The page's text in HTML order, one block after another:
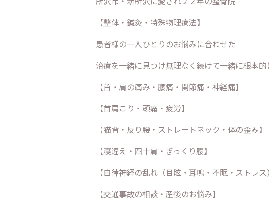
【整体・鍼灸・特殊物理療法】
患者様の一人ひとりのお悩みに合わせた
治療を一緒に見つけ無理なく続けて一緒に根本的
【首・肩の痛み・腰痛・関節痛・神経痛】
【首肩こり・頭痛・疲労】
【猫背・反り腰・ストレートネック・体の歪み】
【寝違え・四十肩・ぎっくり腰】
【自律神経の乱れ（目眩・耳鳴・不眠・ストレス
【交通事故の相談・産後のお悩み】